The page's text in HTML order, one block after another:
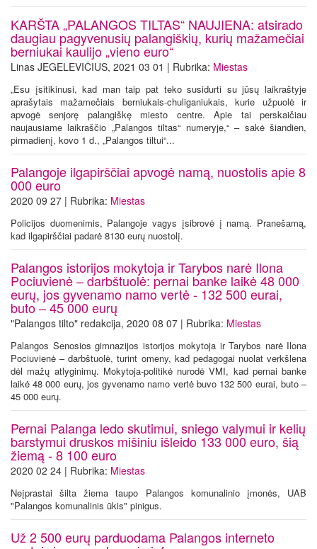
KARŠTA „PALANGOS TILTAS“ NAUJIENA: atsirado
daugiau pagyvenusių palangiškių, kurių mažamečiai
berniukai kaulijo „vieno euro“
Linas JEGELEVIČIUS, 2021 03 01 | Rubrika: Miestas
„Esu įsitikinusi, kad man taip pat teko susidurti su jūsų laikraštyje
aprašytais mažamečiais berniukais-chuliganiukais, kurie užpuolė ir
apvogė senjorę palangiškę miesto centre. Apie tai perskaičiau
naujausiame laikraščio „Palangos tiltas“ numeryje,“ – sakė šiandien,
pirmadienį, kovo 1 d., „Palangos tiltui“...
Palangoje ilgapirščiai apvogė namą, nuostolis apie 8
000 euro
2020 09 27 | Rubrika: Miestas
Policijos duomenimis, Palangoje vagys įsibrovė į namą. Pranešamą,
kad ilgapirščiai padarė 8130 eurų nuostolį.
Palangos istorijos mokytoja ir Tarybos narė Ilona
Pociuvienė – darbštuolė: pernai banke laikė 48 000
eurų, jos gyvenamo namo vertė - 132 500 eurai,
buto – 45 000 eurų
"Palangos tilto" redakcija, 2020 08 07 | Rubrika: Miestas
Palangos Senosios gimnazijos istorijos mokytoja ir Tarybos narė Ilona
Pociuvienė – darbštuolė, turint omeny, kad pedagogai nuolat verkšlena
dėl mažų atlyginimų. Mokytoja-politikė nurodė VMI, kad pernai banke
laikė 48 000 eurų, jos gyvenamo namo vertė buvo 132 500 eurai, buto –
45 000 eurų.
Pernai Palanga ledo skutimui, sniego valymui ir kelių
barstymui druskos mišiniu išleido 133 000 euro, šią
žiemą - 8 100 euro
2020 02 24 | Rubrika: Miestas
Neįprastai šilta žiema taupo Palangos komunalinio įmonės, UAB
"Palangos komunalinis ūkis" pinigus.
Už 2 500 eurų parduodama Palangos interneto